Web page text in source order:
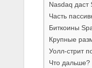
Nasdaq даст
Часть
Биткоины
Крупные
Уолл-стрит
Что дальше?